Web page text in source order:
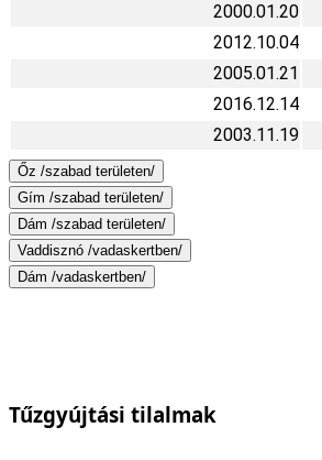
2000.01.20
2012.10.04
2005.01.21
2016.12.14
2003.11.19
Őz /szabad területen/
Gím /szabad területen/
Dám /szabad területen/
Vaddisznó /vadaskertben/
Dám /vadaskertben/
Tűzgyújtási tilalmak